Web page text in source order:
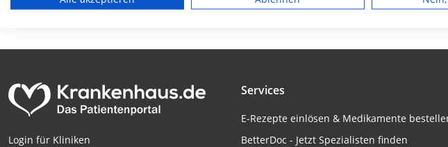
Login für Kliniken
Services
E-Rezepte einlösen & Medikamente
BetterDoc - Jetzt Spezialisten finden
Verwendung reduzierter Daten zur Auswahl von Werbeanzeigen
Erstellung von Profilen zur Personalisierung von Inhalten
Verwendung von Profilen zur Auswahl personalisierter Inhalte